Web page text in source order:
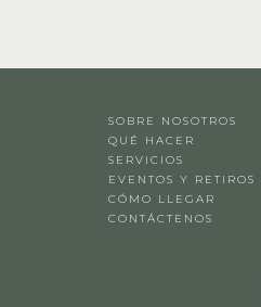
SOBRE NOSOTROS
QUÉ HACER
SERVICIOS
EVENTOS Y RETIROS
CÓMO LLEGAR
CONTÁCTENOS